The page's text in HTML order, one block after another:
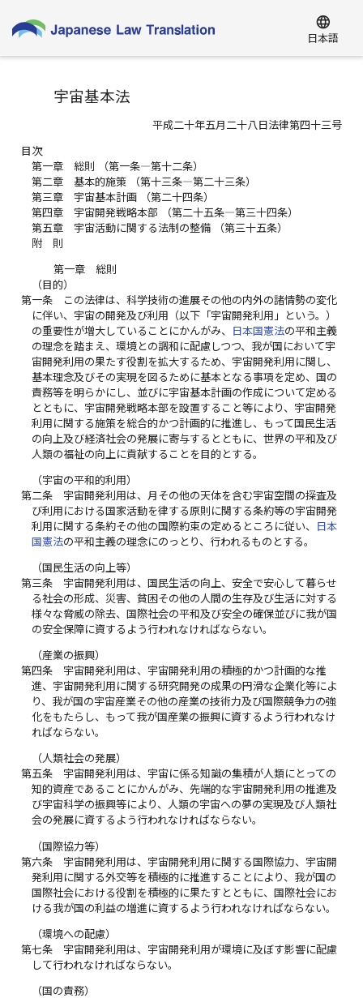
language
日本語
宇宙基本法
平成二十年五月二十八日法律第四十三号
目次
第一章 総則 （第一条―第十二条）
第二章 基本的施策 （第十三条―第二十三条）
第三章 宇宙基本計画 （第二十四条）
第四章 宇宙開発戦略本部 （第二十五条―第三十四条）
第五章 宇宙活動に関する法制の整備 （第三十五条）
附 則
第一章 総則
（目的）
第一条
この法律は、科学技術の進展その他の内外の諸情勢の変化
に伴い、宇宙の開発及び利用（以下「宇宙開発利用」という。）
の重要性が増大していることにかんがみ、 日本国憲法の平和主義
の理念を踏まえ、環境との調和に配慮しつつ、我が国において宇
宙開発利用の果たす役割を拡大するため、宇宙開発利用に関し、
基本理念及びその実現を図るために基本となる事項を定め、国の
責務等を明らかにし、並びに宇宙基本計画の作成について定める
とともに、宇宙開発戦略本部を設置すること等により、宇宙開発
利用に関する施策を総合的かつ計画的に推進し、もって国民生活
の向上及び経済社会の発展に寄与するとともに、世界の平和及び
人類の福祉の向上に貢献することを目的とする。
（宇宙の平和的利用）
第二条
宇宙開発利用は、月その他の天体を含む宇宙空間の探査及
び利用における国家活動を律する原則に関する条約等の宇宙開発
利用に関する条約その他の国際約束の定めるところに従い、 日本
国憲法の平和主義の理念にのっとり、行われるものとする。
（国民生活の向上等）
第三条
宇宙開発利用は、国民生活の向上、安全で安心して暮らせ
る社会の形成、災害、貧困その他の人間の生存及び生活に対する
様々な脅威の除去、国際社会の平和及び安全の確保並びに我が国
の安全保障に資するよう行われなければならない。
（産業の振興）
第四条
宇宙開発利用は、宇宙開発利用の積極的かつ計画的な推
進、宇宙開発利用に関する研究開発の成果の円滑な企業化等によ
り、我が国の宇宙産業その他の産業の技術力及び国際競争力の強
化をもたらし、もって我が国産業の振興に資するよう行われなけ
ればならない。
（人類社会の発展）
第五条
宇宙開発利用は、宇宙に係る知識の集積が人類にとっての
知的資産であることにかんがみ、先端的な宇宙開発利用の推進及
び宇宙科学の振興等により、人類の宇宙への夢の実現及び人類社
会の発展に資するよう行われなければならない。
（国際協力等）
第六条
宇宙開発利用は、宇宙開発利用に関する国際協力、宇宙開
発利用に関する外交等を積極的に推進することにより、我が国の
国際社会における役割を積極的に果たすとともに、国際社会にお
ける我が国の利益の増進に資するよう行われなければならない。
（環境への配慮）
第七条
宇宙開発利用は、宇宙開発利用が環境に及ぼす影響に配慮
して行われなければならない。
（国の責務）